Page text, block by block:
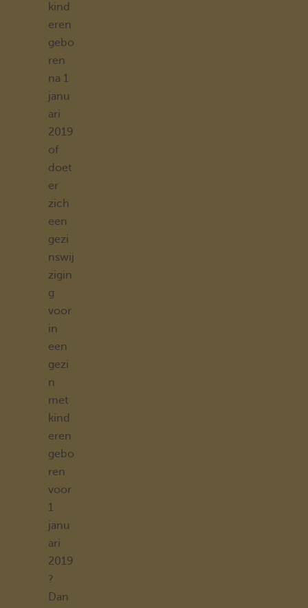
kind
eren
gebo
ren
na 1
janu
ari
2019
of
doet
er
zich
een
gezi
nswij
zigin
g
voor
in
een
gezi
n
met
kind
eren
gebo
ren
voor
1
janu
ari
2019
?
Dan